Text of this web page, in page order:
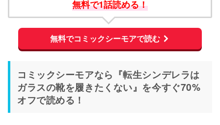
無料で1話読める！
無料でコミックシーモアで読む
コミックシーモアなら『転生シンデレラは
ガラスの靴を履きたくない』を今すぐ70%
オフで読める！